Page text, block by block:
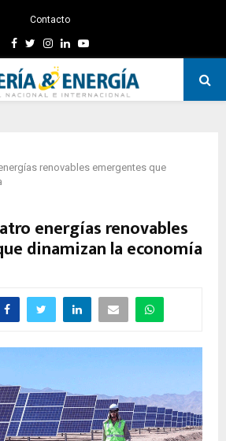
Contacto
Facebook
TwitterInstagram
LinkedinYoutube
renovables emergentes que
energías renovables
dinamizan la economía